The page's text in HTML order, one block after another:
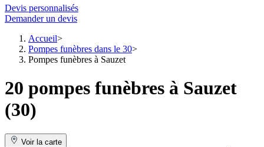
Devis personnalisés
Demander un devis
Accueil
Pompes funèbres dans le 30
Pompes funèbres à Sauzet
20 pompes funèbres à Sauzet
(30)
Voir la carte